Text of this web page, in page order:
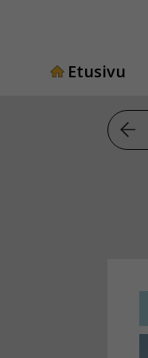
Etusivu